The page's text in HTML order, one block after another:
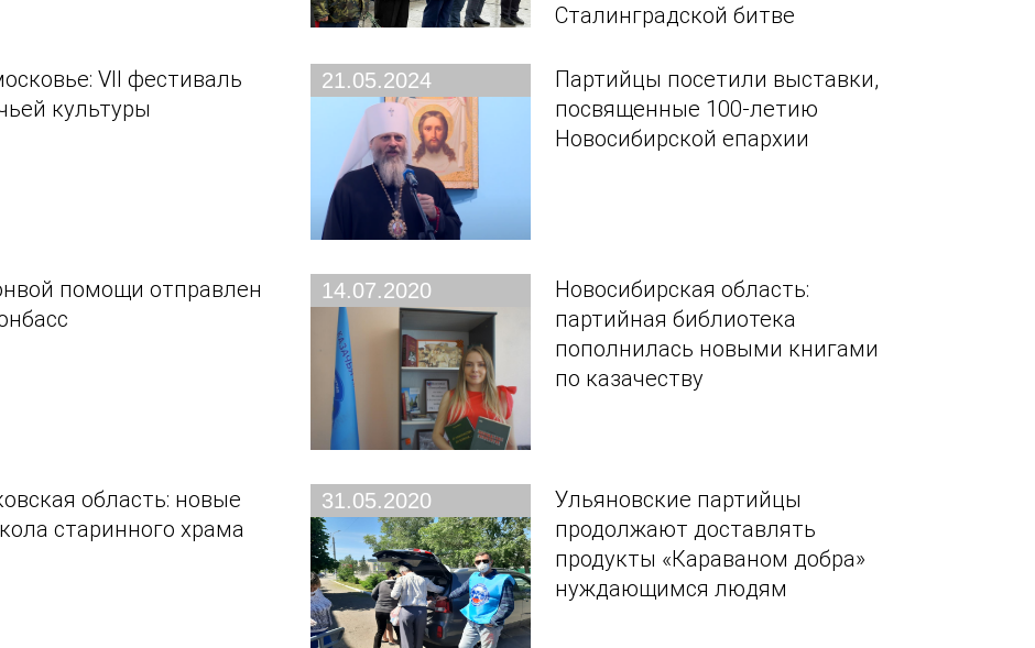
VII фестиваль
культуры
помощи отправлен
область: новые
старинного храма
Сталинградской битве
21.05.2024
Партийцы посетили выставки,
посвященные 100-летию
Новосибирской епархии
14.07.2020
Новосибирская область:
партийная библиотека
пополнилась новыми книгами
по казачеству
31.05.2020
Ульяновские партийцы
продолжают доставлять
продукты «Караваном добра»
нуждающимся людям